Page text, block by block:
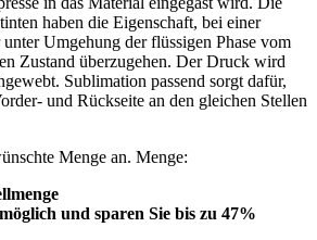
haben die Eigenschaft, bei einer
Umgehung der flüssigen Phase vom
Zustand überzugehen. Der Druck wird
Sublimation passend sorgt dafür,
und Rückseite an den gleichen Stellen
Menge an. Menge:
und sparen Sie bis zu 47%